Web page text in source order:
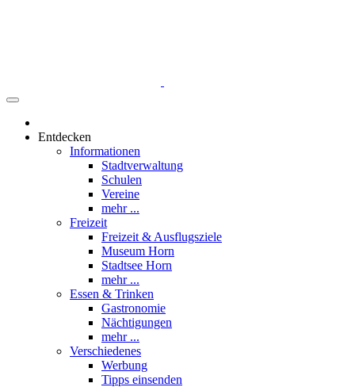
Entdecken
Informationen
Stadtverwaltung
Schulen
Vereine
mehr ...
Freizeit
Freizeit & Ausflugsziele
Museum Horn
Stadtsee Horn
mehr ...
Essen & Trinken
Gastronomie
Nächtigungen
mehr ...
Verschiedenes
Werbung
Tipps einsenden